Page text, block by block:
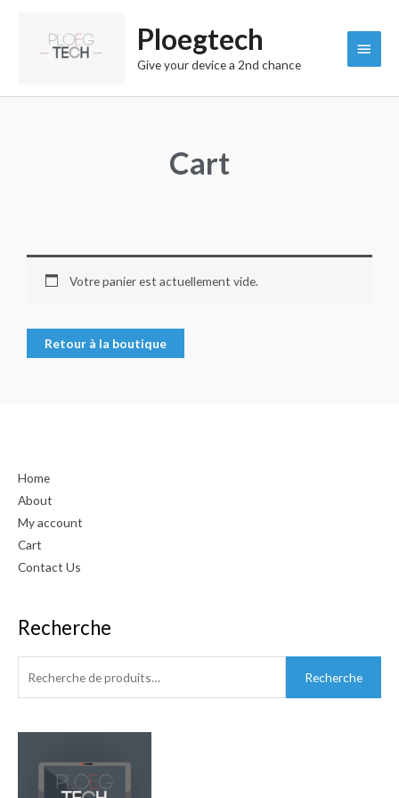
contenu
Ploegtech
Give your device a 2nd chance
Menu
Cart
Votre panier est actuellement vide.
Retour à la boutique
Home
About
My account
Cart
Contact Us
Recherche
Recherche
Recherche